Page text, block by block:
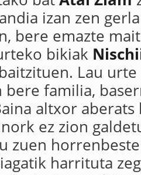
izan zen
bere emazte
bikiak
Lau
bere familia,
altxor
ez zion
zuen
harrituta